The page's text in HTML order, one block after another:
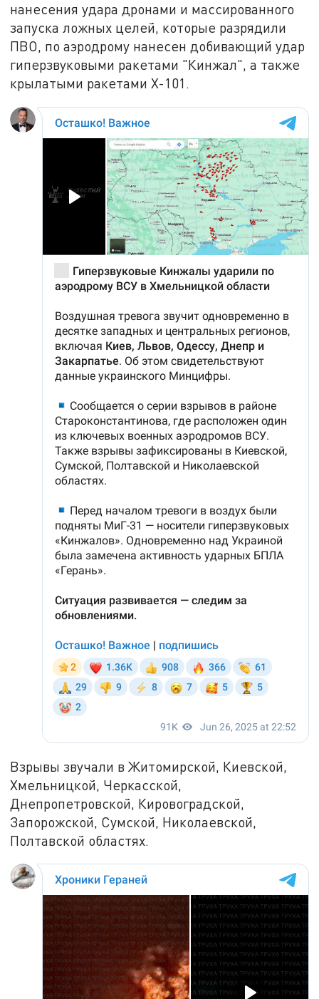
нанесения удара дронами и массированного
запуска ложных целей, которые разрядили
ПВО, по аэродрому нанесен добивающий удар
гиперзвуковыми ракетами "Кинжал", а также
крылатыми ракетами Х-101.
Взрывы звучали в Житомирской, Киевской,
Хмельницкой, Черкасской,
Днепропетровской, Кировоградской,
Запорожской, Сумской, Николаевской,
Полтавской областях.